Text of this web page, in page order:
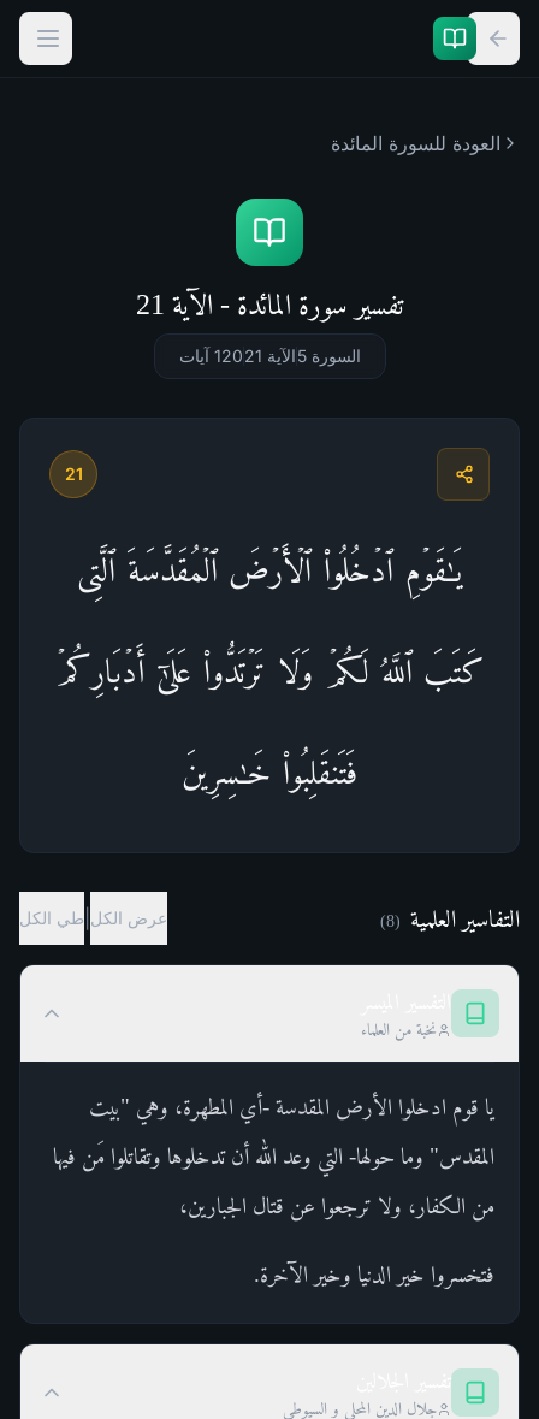
العودة للسورة المائدة
تفسير سورة المائدة - الآية 21
السورة 5 الآية 21 120 آيات
21
یَـٰقَوۡمِ ٱدۡخُلُوا۟ ٱلۡأَرۡضَ ٱلۡمُقَدَّسَةَ ٱلَّتِی
كَتَبَ ٱللَّهُ لَكُمۡ وَلَا تَرۡتَدُّوا۟ عَلَىٰۤ أَدۡبَارِكُمۡ
فَتَنقَلِبُوا۟ خَـٰسِرِینَ
التفاسير العلمية (
8
) عرض الكل طي الكل
نخبة من العلماء
يا قوم ادخلوا الأرض المقدسة -أي المطهرة، وهي "بيت
المقدس" وما حولها- التي وعد الله أن تدخلوها وتقاتلوا مَن فيها
من الكفار، ولا ترجعوا عن قتال الجبارين،
فتخسروا خير الدنيا وخير الآخرة.
جلال الدين المحلي و السيوطي